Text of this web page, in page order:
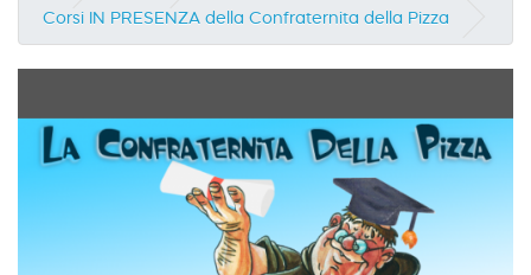
Corsi IN PRESENZA della Confraternita della Pizza